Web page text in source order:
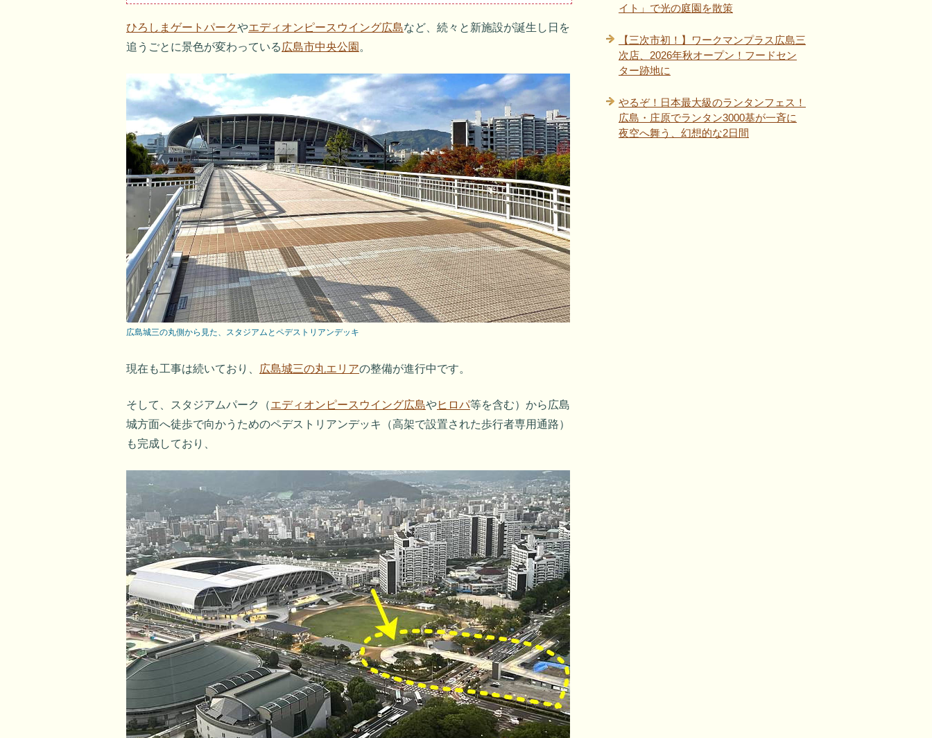
ひろしまゲートパークやエディオンピースウイング広島など、続々と新施設が誕生し日を
追うごとに景色が変わっている広島市中央公園 。
広島城三の丸側から見た、スタジアムとペデストリアンデッキ
現在も工事は続いており、 広島城三の丸エリアの整備が進行中です。
そして、スタジアムパーク（エディオンピースウイング広島やヒロパ等を含む）から広島
城方面へ徒歩で向かうためのペデストリアンデッキ（高架で設置された歩行者専用通路）
も完成しており、
イト」で光の庭園を散策
【三次市初！】ワークマンプラス広島三
次店、2026年秋オープン！フードセン
ター跡地に
やるぞ！日本最大級のランタンフェス！
広島・庄原でランタン3000基が一斉に
夜空へ舞う、幻想的な2日間